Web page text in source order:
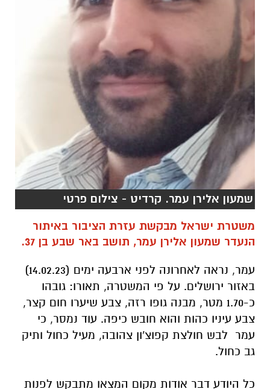
שמעון אלירן עמר. קרדיט - צילום פרטי
משטרת ישראל מבקשת עזרת הציבור באיתור
הנעדר שמעון אלירן עמר, תושב באר שבע בן 37.
עמר, נראה לאחרונה לפני ארבעה ימים (14.02.23)
באזור ירושלים. על פי המשטרה, תאורו: גובהו
כ-1.70 מטר, מבנה גופו רזה, צבע שיערו חום קצר,
עמר לבש חולצת קפוצ'ון צהובה, מעיל כחול ותיק
גב כחול.
כל היודע דבר אודות מקום המצאו מתבקש לפנות
למוקד 100 של משטרת ישראל או למשטרת ישראל
תחנת באר שבע בטלפון 086462744.